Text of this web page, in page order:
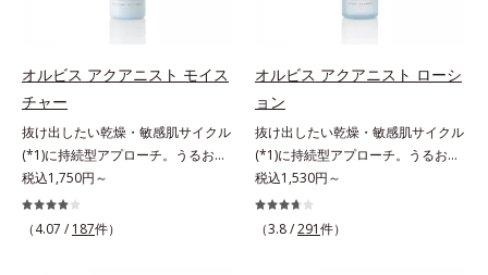
BEAUTY夏祭りは、こちら
ップ＞洗顔料 ⇒ 化粧水 ⇒ ザ リン
クルセラム ⇒ 保湿液＜1商品あたり
の使用回数＞通常サイズ：約90回
（1.5ヵ月程度）ラージサイズ：約
180回（3ヵ月程度）各商品の詳し
い情報は商品ページをご覧くださ
い。・BEAUTY夏祭りは、こちら
ンビューティブランドです。
オルビス アクアニスト モイス
チャー
抜け出したい乾燥・敏感肌サイクル
(*1)に持続型アプローチ。うるおい
を追求した敏感肌用保湿スキンケア
(*2)。うるおいを逃し、刺激を受け
やすい角層の“乾燥敏感スランプ
税込1,750円～
（4.07 / 187件）
オルビス アクアニスト ローシ
ョン
抜け出したい乾燥・敏感肌サイクル
(*1)に持続型アプローチ。うるおい
を追求した敏感肌用保湿スキンケア
(*2)。うるおいを逃し、刺激を受け
やすい角層の“乾燥敏感スランプ
税込1,530円～
（3.8 /291件）